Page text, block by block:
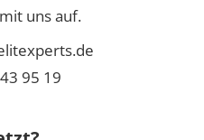
uns auf.
95 19